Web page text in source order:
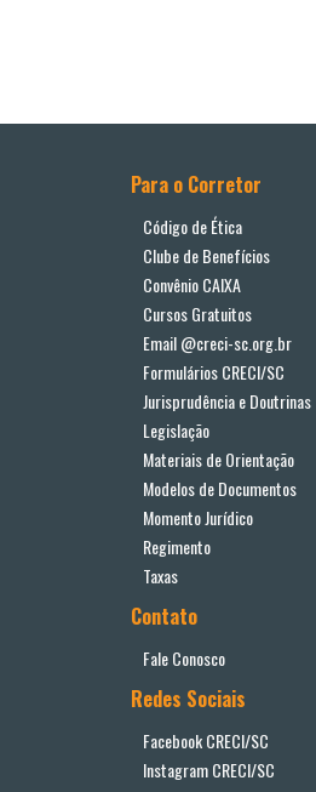
Para o Corretor
Código de Ética
Clube de Benefícios
Convênio CAIXA
Cursos Gratuitos
Email @creci-sc.org.br
Formulários CRECI/SC
Jurisprudência e Doutrinas
Legislação
Materiais de Orientação
Modelos de Documentos
Momento Jurídico
Regimento
Taxas
Contato
Fale Conosco
Redes Sociais
Facebook CRECI/SC
Instagram CRECI/SC